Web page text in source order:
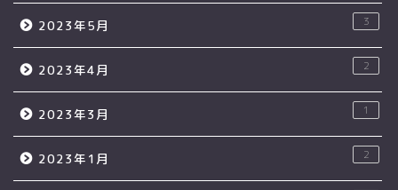
2023年5月 3
2023年4月 2
2023年3月 1
2023年1月 2